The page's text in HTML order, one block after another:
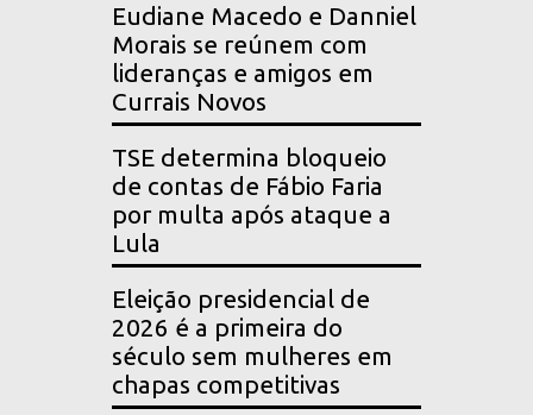
Eudiane Macedo e Danniel
Morais se reúnem com
lideranças e amigos em
Currais Novos
TSE determina bloqueio
de contas de Fábio Faria
por multa após ataque a
Lula
Eleição presidencial de
2026 é a primeira do
século sem mulheres em
chapas competitivas